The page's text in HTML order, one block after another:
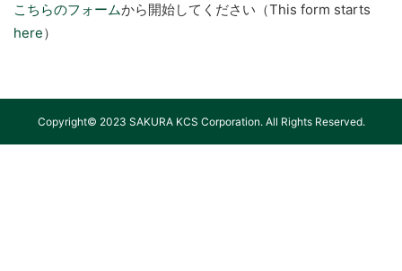
こちらのフォームから開始してください（This form starts
here）
Copyright© 2023 SAKURA KCS Corporation. All Rights Reserved.